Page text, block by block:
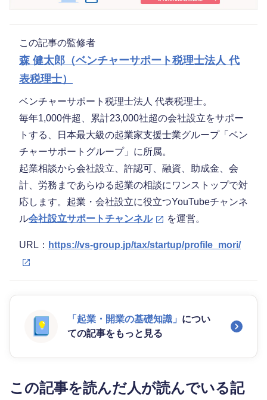
この記事の監修者
森 健太郎（ベンチャーサポート税理士法人 代
表税理士）
ベンチャーサポート税理士法人 代表税理士。
毎年1,000件超、累計23,000社超の会社設立をサポー
トする、日本最大級の起業家支援士業グループ「ベン
チャーサポートグループ」に所属。
起業相談から会社設立、許認可、融資、助成金、会
計、労務まであらゆる起業の相談にワンストップで対
応します。起業・会社設立に役立つYouTubeチャンネ
ル会社設立サポートチャンネル を運営。
URL： https://vs-group.jp/tax/startup/profile_mori/
「起業・開業の基礎知識」 につい
ての記事をもっと見る
この記事を読んだ人が読んでいる記